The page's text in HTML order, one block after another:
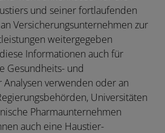
und seiner fortlaufenden
Versicherungsunternehmen zur
weitergegeben
Informationen auch für
Gesundheits- und
verwenden oder an
Universitäten
Pharmaunternehmen
auch eine Haustier-